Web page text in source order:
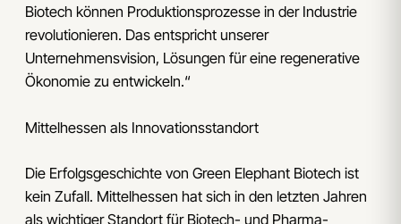
Biotech können Produktionsprozesse in der Industrie
revolutionieren. Das entspricht unserer
Unternehmensvision, Lösungen für eine regenerative
Ökonomie zu entwickeln.“
Mittelhessen als Innovationsstandort
Die Erfolgsgeschichte von Green Elephant Biotech ist
kein Zufall. Mittelhessen hat sich in den letzten Jahren
als wichtiger Standort für Biotech- und Pharma-